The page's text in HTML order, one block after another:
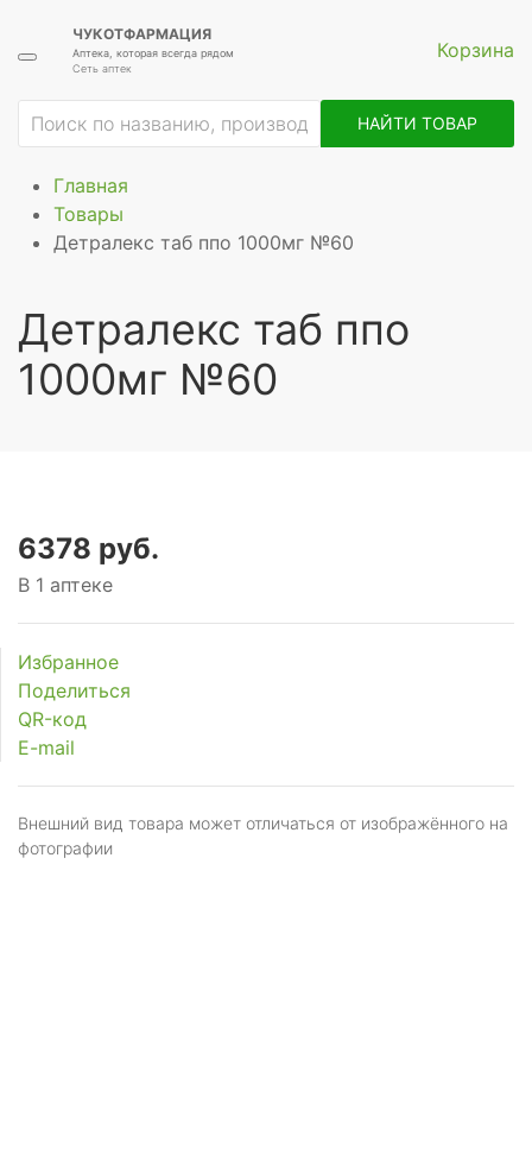
ЧУКОТФАРМАЦИЯ
Аптека, которая всегда рядом
Сеть аптек
Корзина
НАЙТИ ТОВАР
Главная
Товары
Детралекс таб ппо 1000мг №60
Детралекс таб ппо
1000мг №60
6378 руб.
В 1 аптеке
Избранное
Поделиться
QR-код
E-mail
Внешний вид товара может отличаться от изображённого на
фотографии